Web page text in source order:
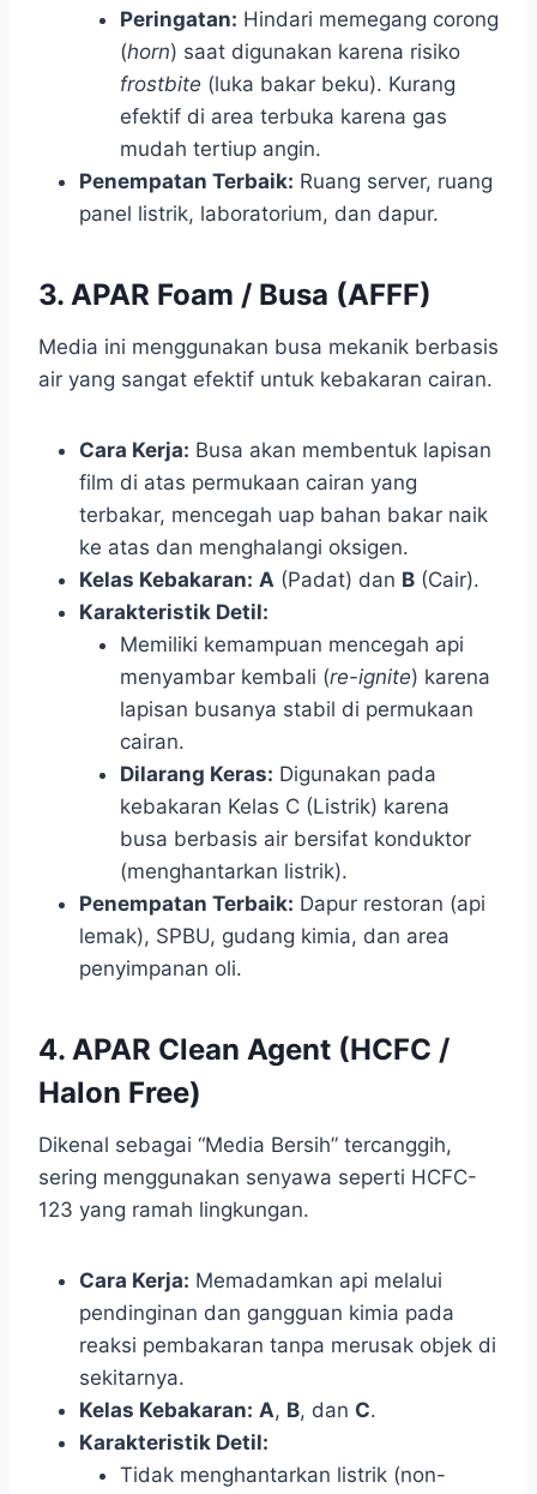
Peringatan: Hindari memegang corong
(horn) saat digunakan karena risiko
frostbite (luka bakar beku). Kurang
efektif di area terbuka karena gas
mudah tertiup angin.
Penempatan Terbaik: Ruang server, ruang
panel listrik, laboratorium, dan dapur.
3. APAR Foam / Busa (AFFF)
Media ini menggunakan busa mekanik berbasis
air yang sangat efektif untuk kebakaran cairan.
Cara Kerja: Busa akan membentuk lapisan
film di atas permukaan cairan yang
terbakar, mencegah uap bahan bakar naik
ke atas dan menghalangi oksigen.
Kelas Kebakaran: A (Padat) dan B (Cair).
Karakteristik Detil:
Memiliki kemampuan mencegah api
menyambar kembali (re-ignite) karena
lapisan busanya stabil di permukaan
cairan.
Dilarang Keras: Digunakan pada
kebakaran Kelas C (Listrik) karena
busa berbasis air bersifat konduktor
(menghantarkan listrik).
Penempatan Terbaik: Dapur restoran (api
lemak), SPBU, gudang kimia, dan area
penyimpanan oli.
4. APAR Clean Agent (HCFC /
Halon Free)
Dikenal sebagai “Media Bersih” tercanggih,
sering menggunakan senyawa seperti HCFC-
123 yang ramah lingkungan.
Cara Kerja: Memadamkan api melalui
pendinginan dan gangguan kimia pada
reaksi pembakaran tanpa merusak objek di
sekitarnya.
Kelas Kebakaran: A, B, dan C.
Karakteristik Detil:
Tidak menghantarkan listrik (non-